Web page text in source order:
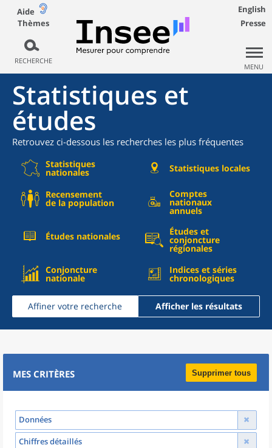
Aide
Thèmes
RECHERCHE
English
Presse
MENU
Statistiques et
études
Retrouvez ci-dessous les recherches les plus fréquentes
Statistiques
nationales Statistiques locales
Recensement
de la population
Comptes
nationaux
annuels
Études nationales Études et
conjoncture
régionales
Conjoncture
nationale
Indices et séries
chronologiques
Affiner votre recherche Afficher les résultats
MES CRITÈRES Supprimer tous
Données
Chiffres détaillés